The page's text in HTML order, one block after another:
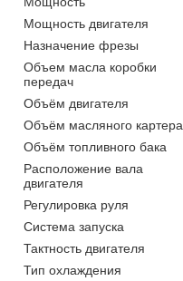
Мощность двигателя
Назначение фрезы
Объем масла коробки
передач
Объём двигателя
Объём масляного картера
Объём топливного бака
Расположение вала
двигателя
Регулировка руля
Система запуска
Тактность двигателя
Тип охлаждения